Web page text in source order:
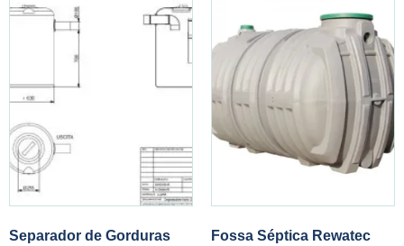
Separador de Gorduras
Fossa Séptica Rewatec